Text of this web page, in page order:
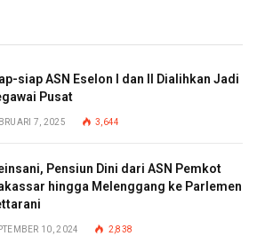
siap ASN Eselon I dan II Dialihkan Jadi
Pusat
7, 2025 3,644
Pensiun Dini dari ASN Pemkot
hingga Melenggang ke Parlemen
10, 2024 2,838